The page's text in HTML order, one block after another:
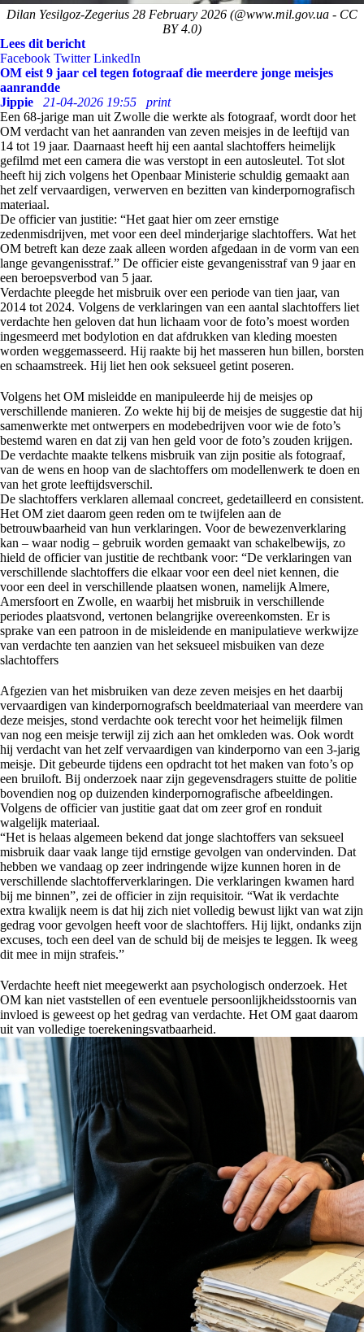
Dilan Yesilgoz-Zegerius 28 February 2026 (@www.mil.gov.ua - CC
BY 4.0)
Lees dit bericht
Facebook Twitter LinkedIn
OM eist 9 jaar cel tegen fotograaf die meerdere jonge meisjes
aanrandde
Jippie
21-04-2026 19:55
print
Een 68-jarige man uit Zwolle die werkte als fotograaf, wordt door het
OM verdacht van het aanranden van zeven meisjes in de leeftijd van
14 tot 19 jaar. Daarnaast heeft hij een aantal slachtoffers heimelijk
gefilmd met een camera die was verstopt in een autosleutel. Tot slot
heeft hij zich volgens het Openbaar Ministerie schuldig gemaakt aan
het zelf vervaardigen, verwerven en bezitten van kinderpornografisch
materiaal.
De officier van justitie: “Het gaat hier om zeer ernstige
zedenmisdrijven, met voor een deel minderjarige slachtoffers. Wat het
OM betreft kan deze zaak alleen worden afgedaan in de vorm van een
lange gevangenisstraf.” De officier eiste gevangenisstraf van 9 jaar en
een beroepsverbod van 5 jaar.
Verdachte pleegde het misbruik over een periode van tien jaar, van
2014 tot 2024. Volgens de verklaringen van een aantal slachtoffers liet
verdachte hen geloven dat hun lichaam voor de foto’s moest worden
ingesmeerd met bodylotion en dat afdrukken van kleding moesten
worden weggemasseerd. Hij raakte bij het masseren hun billen, borsten
en schaamstreek. Hij liet hen ook seksueel getint poseren.
Volgens het OM misleidde en manipuleerde hij de meisjes op
verschillende manieren. Zo wekte hij bij de meisjes de suggestie dat hij
samenwerkte met ontwerpers en modebedrijven voor wie de foto’s
bestemd waren en dat zij van hen geld voor de foto’s zouden krijgen.
De verdachte maakte telkens misbruik van zijn positie als fotograaf,
van de wens en hoop van de slachtoffers om modellenwerk te doen en
van het grote leeftijdsverschil.
De slachtoffers verklaren allemaal concreet, gedetailleerd en consistent.
Het OM ziet daarom geen reden om te twijfelen aan de
betrouwbaarheid van hun verklaringen. Voor de bewezenverklaring
kan – waar nodig – gebruik worden gemaakt van schakelbewijs, zo
hield de officier van justitie de rechtbank voor: “De verklaringen van
verschillende slachtoffers die elkaar voor een deel niet kennen, die
voor een deel in verschillende plaatsen wonen, namelijk Almere,
Amersfoort en Zwolle, en waarbij het misbruik in verschillende
periodes plaatsvond, vertonen belangrijke overeenkomsten. Er is
sprake van een patroon in de misleidende en manipulatieve werkwijze
van verdachte ten aanzien van het seksueel misbuiken van deze
slachtoffers
Afgezien van het misbruiken van deze zeven meisjes en het daarbij
vervaardigen van kinderpornografsch beeldmateriaal van meerdere van
deze meisjes, stond verdachte ook terecht voor het heimelijk filmen
van nog een meisje terwijl zij zich aan het omkleden was. Ook wordt
hij verdacht van het zelf vervaardigen van kinderporno van een 3-jarig
meisje. Dit gebeurde tijdens een opdracht tot het maken van foto’s op
een bruiloft. Bij onderzoek naar zijn gegevensdragers stuitte de politie
bovendien nog op duizenden kinderpornografische afbeeldingen.
Volgens de officier van justitie gaat dat om zeer grof en ronduit
walgelijk materiaal.
“Het is helaas algemeen bekend dat jonge slachtoffers van seksueel
misbruik daar vaak lange tijd ernstige gevolgen van ondervinden. Dat
hebben we vandaag op zeer indringende wijze kunnen horen in de
verschillende slachtofferverklaringen. Die verklaringen kwamen hard
bij me binnen”, zei de officier in zijn requisitoir. “Wat ik verdachte
extra kwalijk neem is dat hij zich niet volledig bewust lijkt van wat zijn
gedrag voor gevolgen heeft voor de slachtoffers. Hij lijkt, ondanks zijn
excuses, toch een deel van de schuld bij de meisjes te leggen. Ik weeg
dit mee in mijn strafeis.”
Verdachte heeft niet meegewerkt aan psychologisch onderzoek. Het
OM kan niet vaststellen of een eventuele persoonlijkheidsstoornis van
invloed is geweest op het gedrag van verdachte. Het OM gaat daarom
uit van volledige toerekeningsvatbaarheid.